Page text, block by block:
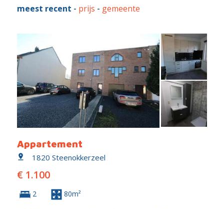
meest recent - prijs - gemeente
Appartement
1820 Steenokkerzeel
€ 1.100
2 80m²